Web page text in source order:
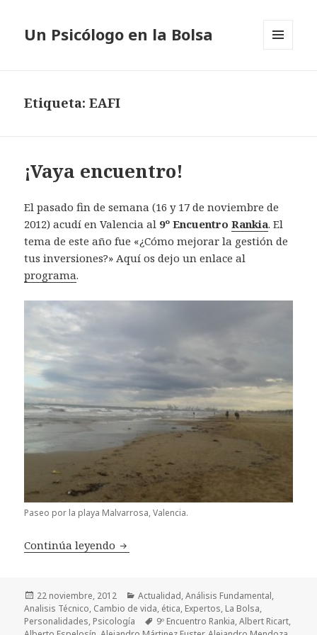
Un Psicólogo en la Bolsa
Etiqueta: EAFI
¡Vaya encuentro!
El pasado fin de semana (16 y 17 de noviembre de
2012) acudí en Valencia al 9º EncuentroRankia. El
tema de este año fue «¿Cómo mejorar la gestión de
tus inversiones?» Aquí os dejo un enlace al
programa.
Paseo por la playa Malvarrosa, Valencia.
Continúa leyendo ¡Vaya encuentro!
Publicado
el
22 noviembre, 2012 Categorías
Actualidad,Análisis Fundamental,
Analisis Técnico, Cambio de vida, ética, Expertos, La Bolsa,
Personalidades, Psicología Etiquetas
9º Encuentro Rankia,Albert Ricart,